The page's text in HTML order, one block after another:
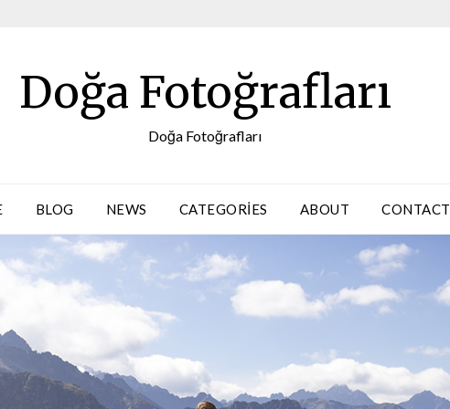
Doğa Fotoğrafları
Doğa Fotoğrafları
BLOG NEWS CATEGORIES ABOUT CONTACT